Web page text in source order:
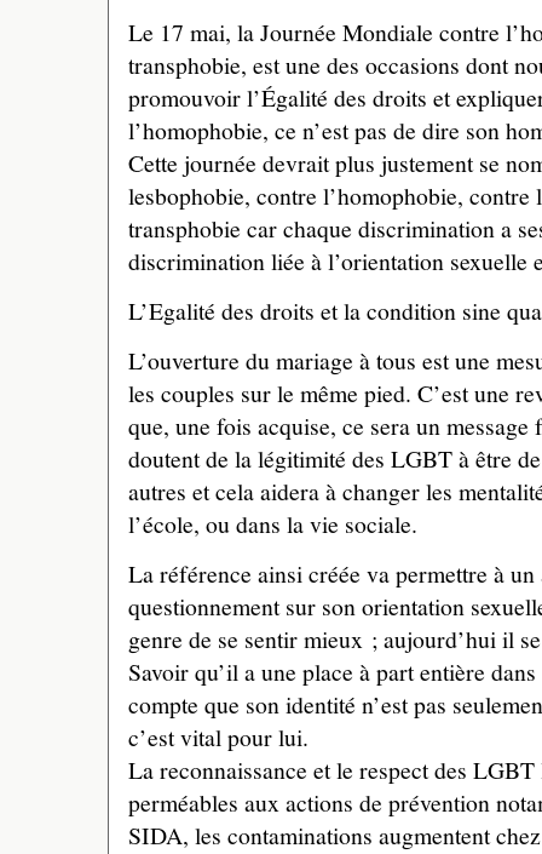
Le 17 mai, la Journée Mondiale contre
transphobie, est une des occasions dont
promouvoir l’Égalité des droits et
l’homophobie, ce n’est pas de dire son
Cette journée devrait plus justement se
lesbophobie, contre l’homophobie, contre
transphobie car chaque discrimination a
discrimination liée à l’orientation sexuelle
L’Egalité des droits et la condition sine
L’ouverture du mariage à tous est une
les couples sur le même pied. C’est une
que, une fois acquise, ce sera un
doutent de la légitimité des LGBT à être
autres et cela aidera à changer les
l’école, ou dans la vie sociale.
La référence ainsi créée va permettre à un
questionnement sur son orientation
genre de se sentir mieux ; aujourd’hui il
Savoir qu’il a une place à part entière
compte que son identité n’est pas
c’est vital pour lui.
La reconnaissance et le respect des
perméables aux actions de prévention
SIDA, les contaminations augmentent